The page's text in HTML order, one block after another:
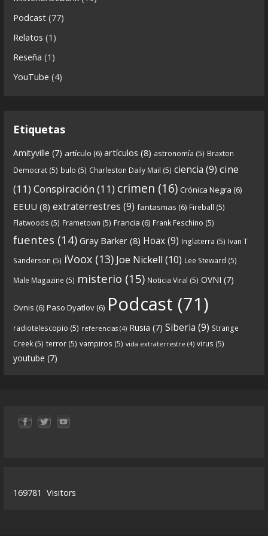
https://www.ivoox.com/cdn-6x06-8211-qanon-
parte-2-la-forja-audios-mp3_rf_67540152_1.html
Continuamos el especial Qanon con esta segunda
6 0 View on facebook
Crónicas de Nantucket
Descargar
https://www.ivoox.com/cdn-6x05-8211-qanon-
parte-1-origenes-audios-mp3_rf_67157433_1.html
Tras una exhaustiva investigación en los orígenes
y desarrollo de Qanon, la madre de todas las
more
Podcast (77)
Relatos (1)
Reseña (1)
YouTube (4)
Etiquetas
Amityville (7) artículo (6) artículos (8) astronomía (5) Braxton
Democrat (5) bulo (5) Charleston Daily Mail (5) ciencia (9) cine
(11) Conspiración (11) crimen (16) Crónica Negra (6)
EEUU (8) extraterrestres (9) fantasmas (6) Fireball (5)
Flatwoods (5) Frametown (5) Francia (6) Frank Feschino (5)
fuentes (14) Gray Barker (8) Hoax(9) Inglaterra (5) Ivan T
Sanderson (5) iVoox (13) Joe Nickell (10) Lee Steward (5)
Male Magazine (5) misterio (15) Noticia Viral (5) OVNI (7)
Ovnis (6) Paso Dyatlov (6) Podcast (71)
radiotelescopio (5) referencias (4) Rusia (7) Siberia (9) Strange
Creek (5) terror (5) vampiros (5) vida extraterrestre (4) virus (5)
youtube (7)
169781 Visitors